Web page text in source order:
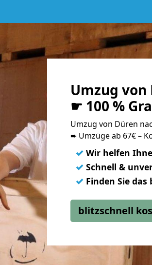
Umzug
☛ 100 %
Umzug von Düren
➨ Umzüge ab 67€ –
✓ Wir helfen
✓ Schnell &
✓ Finden Sie
blitzschnell